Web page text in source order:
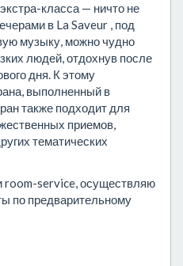
класса — ничто не
в La Saveur , под
музыку, можно чудно
людей, отдохнув после
дня. К этому
выполненный в
также подходит для
приемов,
тематических
room-service, осуществляю
по предварительному